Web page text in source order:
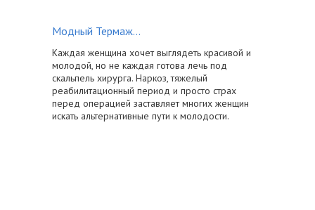
Модный Термаж…
Каждая женщина хочет выглядеть красивой и
молодой, но не каждая готова лечь под
скальпель хирурга. Наркоз, тяжелый
реабилитационный период и просто страх
перед операцией заставляет многих женщин
искать альтернативные пути к молодости.